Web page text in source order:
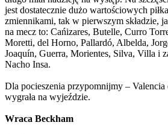
jest dostatecznie dużo wartościowych
zmiennikami, tak w pierwszym składzie,
na mecz to: Cańizares, Butelle, Curro
Moretti, del Horno, Pallardó, Albelda,
Joaquín, Guerra, Morientes, Silva, Villa i
Nacho Insa.
Dla pocieszenia przypomnijmy – Valencia
wygrała na wyjeździe.
Wraca Beckham